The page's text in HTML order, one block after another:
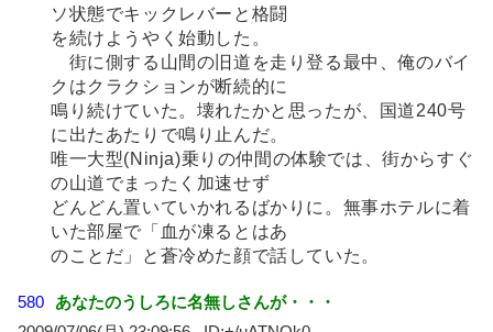
ソ状態でキックレバーと格闘
を続けようやく始動した。
街に側する山間の旧道を走り登る最中、俺のバイ
クはクラクションが断続的に
鳴り続けていた。壊れたかと思ったが、国道240号
に出たあたりで鳴り止んだ。
唯一大型(Ninja)乗りの仲間の体験では、街からすぐ
の山道でまったく加速せず
どんどん置いていかれるばかりに。無事ホテルに着
いた部屋で「血が凍るとはあ
のことだ」と蒼冷めた顔で話していた。
580
あなたのうしろに名無しさんが・・・